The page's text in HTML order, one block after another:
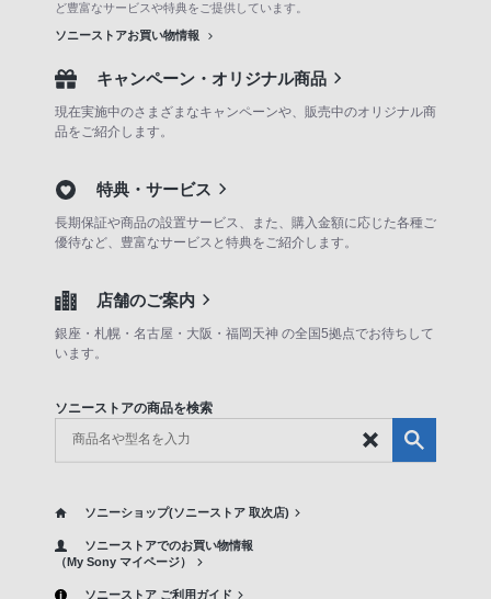
ど豊富なサービスや特典をご提供しています。
ソニーストアお買い物情報
キャンペーン・オリジナル商品
現在実施中のさまざまなキャンペーンや、販売中のオリジナル商
品をご紹介します。
特典・サービス
長期保証や商品の設置サービス、また、購入金額に応じた各種ご
優待など、豊富なサービスと特典をご紹介します。
店舗のご案内
銀座・札幌・名古屋・大阪・福岡天神 の全国5拠点でお待ちして
います。
ソニーストアの商品を検索
ソニーショップ(ソニーストア 取次店)
ソニーストアでのお買い物情報
（My Sony マイページ）
ソニーストア ご利用ガイド